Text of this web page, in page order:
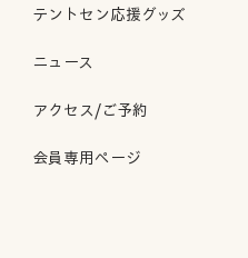
テントセン応援グッズ
ニュース
アクセス/ご予約
会員専用ページ